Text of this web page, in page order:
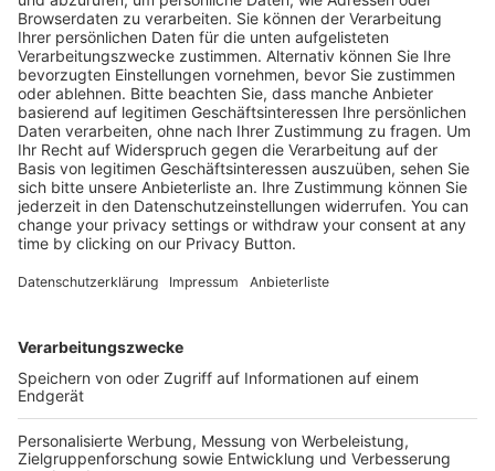
Kostenlose Rücksendung bis zu 14 Tage nach
Bestelleingang (innerhalb Deutschlands).
Versandkosten.
Der Bestellprozess ist mit Hilfe eines SSL-